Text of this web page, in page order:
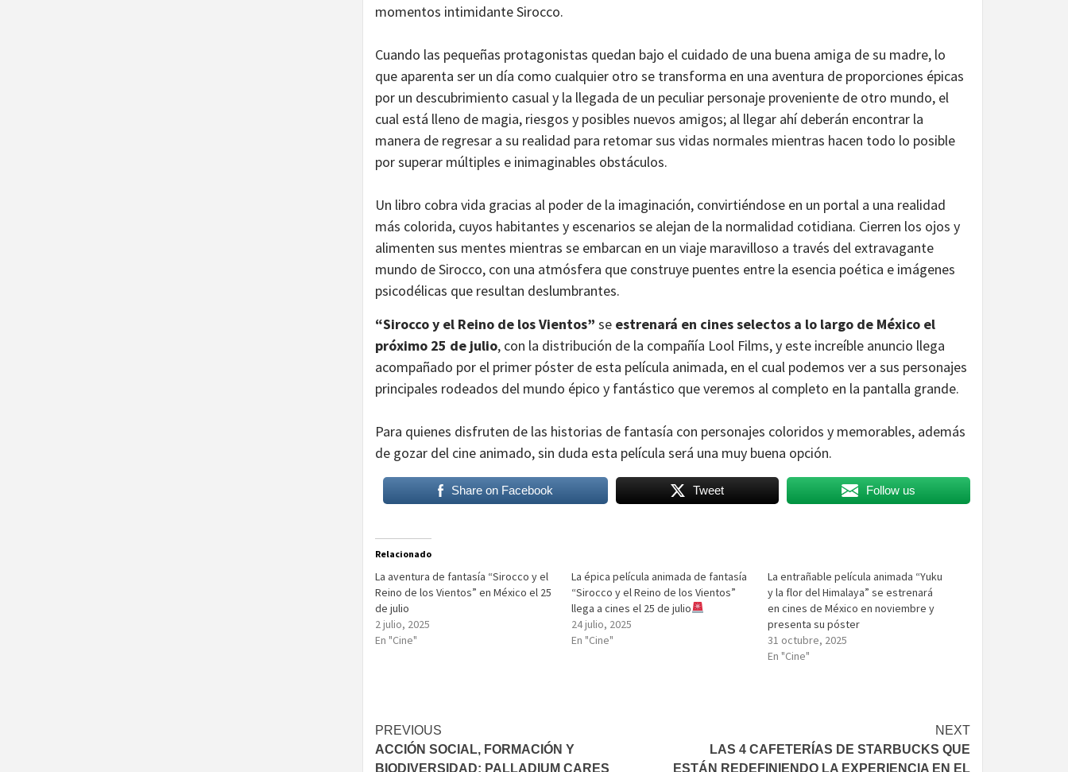
momentos intimidante Sirocco.
Cuando las pequeñas protagonistas quedan bajo el cuidado de una buena amiga de su madre, lo
que aparenta ser un día como cualquier otro se transforma en una aventura de proporciones épicas
por un descubrimiento casual y la llegada de un peculiar personaje proveniente de otro mundo, el
cual está lleno de magia, riesgos y posibles nuevos amigos; al llegar ahí deberán encontrar la
manera de regresar a su realidad para retomar sus vidas normales mientras hacen todo lo posible
por superar múltiples e inimaginables obstáculos.
Un libro cobra vida gracias al poder de la imaginación, convirtiéndose en un portal a una realidad
más colorida, cuyos habitantes y escenarios se alejan de la normalidad cotidiana. Cierren los ojos y
alimenten sus mentes mientras se embarcan en un viaje maravilloso a través del extravagante
mundo de Sirocco, con una atmósfera que construye puentes entre la esencia poética e imágenes
psicodélicas que resultan deslumbrantes.
“Sirocco y el Reino de los Vientos” se estrenará en cines selectos a lo largo de México el
próximo 25 de julio, con la distribución de la compañía Lool Films, y este increíble anuncio llega
acompañado por el primer póster de esta película animada, en el cual podemos ver a sus personajes
principales rodeados del mundo épico y fantástico que veremos al completo en la pantalla grande.
Para quienes disfruten de las historias de fantasía con personajes coloridos y memorables, además
de gozar del cine animado, sin duda esta película será una muy buena opción.
Share on Facebook Tweet Follow us
Relacionado
La aventura de fantasía “Sirocco y el
Reino de los Vientos” en México el 25
de julio
2 julio, 2025
En "Cine"
La épica película animada de fantasía
“Sirocco y el Reino de los Vientos”
llega a cines el 25 de julio
24 julio, 2025
En "Cine"
La entrañable película animada “Yuku
y la flor del Himalaya” se estrenará
en cines de México en noviembre y
presenta su póster
31 octubre, 2025
En "Cine"
Post
navigation
PREVIOUS
ACCIÓN SOCIAL, FORMACIÓN Y
BIODIVERSIDAD: PALLADIUM CARES
NEXT
LAS 4 CAFETERÍAS DE STARBUCKS QUE
ESTÁN REDEFINIENDO LA EXPERIENCIA EN EL